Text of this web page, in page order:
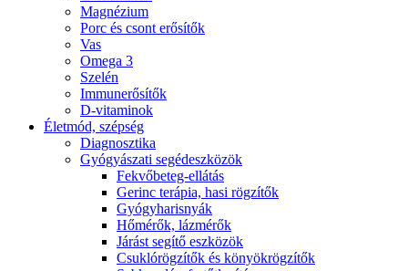
Magnézium
Porc és csont erősítők
Vas
Omega 3
Szelén
Immunerősítők
D-vitaminok
Életmód, szépség
Diagnosztika
Gyógyászati segédeszközök
Fekvőbeteg-ellátás
Gerinc terápia, hasi rögzítők
Gyógyharisnyák
Hőmérők, lázmérők
Járást segítő eszközök
Csuklórögzítők és könyökrögzítők